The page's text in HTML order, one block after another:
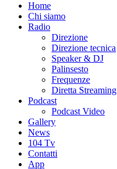
Radio 104
Like It !Home
Chi siamo
Radio
Direzione
Direzione tecnica
Speaker & DJ
Palinsesto
Frequenze
Diretta Streaming
Podcast
Podcast Video
Gallery
News
104 Tv
Contatti
App